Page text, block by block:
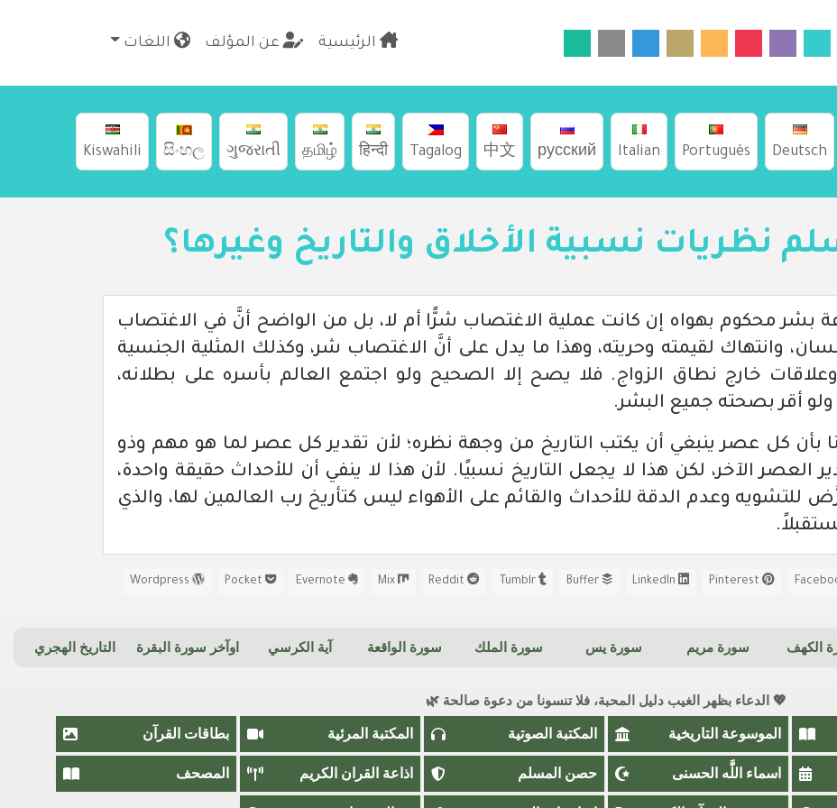
الرئيسية عن المؤلف اللغات
Deutsch
Português
Italian
русский
中文
Tagalog
हिन्दी
தமிழ்
ગુજરાતી
සිංහල
Kiswahili
نظريات نسبية الأخلاق والتاريخ وغيرها؟
بشر محكوم بهواه إن كانت عملية الاغتصاب شرًّا أم لا، بل من الواضح أنَّ في الاغتصاب
وانتهاك لقيمته وحريته، وهذا ما يدل على أنَّ الاغتصاب شر، وكذلك المثلية الجنسية
خارج نطاق الزواج. فلا يصح إلا الصحيح ولو اجتمع العالم بأسره على بطلانه،
أقر بصحته جميع البشر.
بأن كل عصر ينبغي أن يكتب التاريخ من وجهة نظره؛ لأن تقدير كل عصر لما هو مهم وذو
العصر الآخر، لكن هذا لا يجعل التاريخ نسبيًا. لأن هذا لا ينفي أن للأحداث حقيقة واحدة،
للتشويه وعدم الدقة للأحداث والقائم على الأهواء ليس كتأريخ رب العالمين لها، والذي
Buffer
Tumblr
Mix
الكهف سورة مريم سورة يس سورة الملك سورة الواقعة آية الكرسي اوآخر سورة البقرة التاريخ الهجري
💖 الدعاء بظهر الغيب دليل المحبة، فلا تنسونا من دعوة صالحة 🌿
الموسوعة التاريخية المكتبة الصوتية المكتبة المرئية بطاقات القرآن
اسماء اللَّٰه الحسنى حصن المسلم اذاعة القران الكريم المصحف